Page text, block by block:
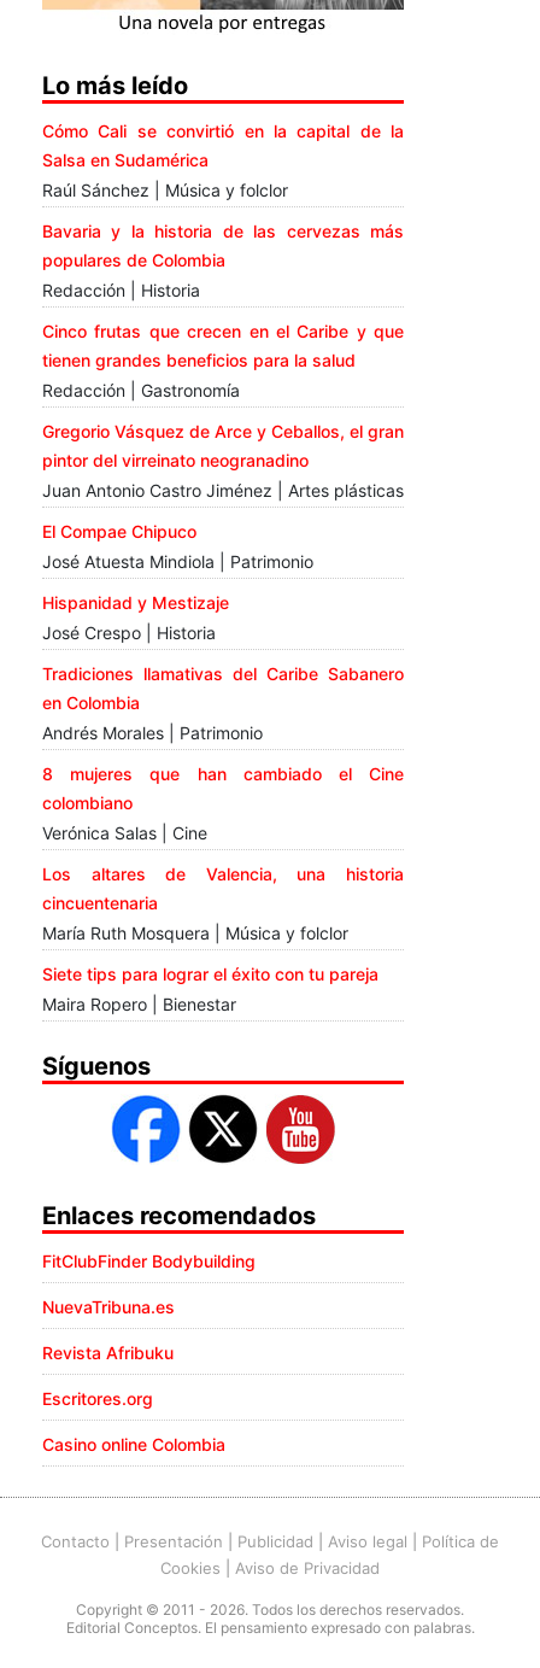
Lo más leído
Cómo Cali se convirtió en la capital de la
Salsa en Sudamérica
Raúl Sánchez | Música y folclor
Bavaria y la historia de las cervezas más
populares de Colombia
Redacción | Historia
Cinco frutas que crecen en el Caribe y que
tienen grandes beneficios para la salud
Redacción | Gastronomía
Gregorio Vásquez de Arce y Ceballos, el gran
pintor del virreinato neogranadino
Juan Antonio Castro Jiménez | Artes plásticas
El Compae Chipuco
José Atuesta Mindiola | Patrimonio
Hispanidad y Mestizaje
José Crespo | Historia
Tradiciones llamativas del Caribe Sabanero
en Colombia
Andrés Morales | Patrimonio
8 mujeres que han cambiado el Cine
colombiano
Verónica Salas | Cine
Los altares de Valencia, una historia
cincuentenaria
María Ruth Mosquera | Música y folclor
Siete tips para lograr el éxito con tu pareja
Maira Ropero | Bienestar
Síguenos
Enlaces recomendados
FitClubFinder Bodybuilding
NuevaTribuna.es
Revista Afribuku
Escritores.org
Casino online Colombia
Contacto Presentación Publicidad Aviso legal
Política de
Cookies
Aviso de Privacidad
Copyright © 2011 - 2026. Todos los derechos reservados.
Editorial Conceptos. El pensamiento expresado con palabras.